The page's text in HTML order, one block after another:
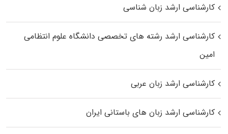
کارشناسی ارشد زبان شناسی
کارشناسی ارشد رﺷﺘﻪ ﻫﺎی تخصصی داﻧﺸﮕﺎه ﻋﻠﻮم انتظامی
اﻣﻴﻦ
کارشناسی ارشد زبان عربی
کارشناسی ارشد زبان‌ های باستانی ایران